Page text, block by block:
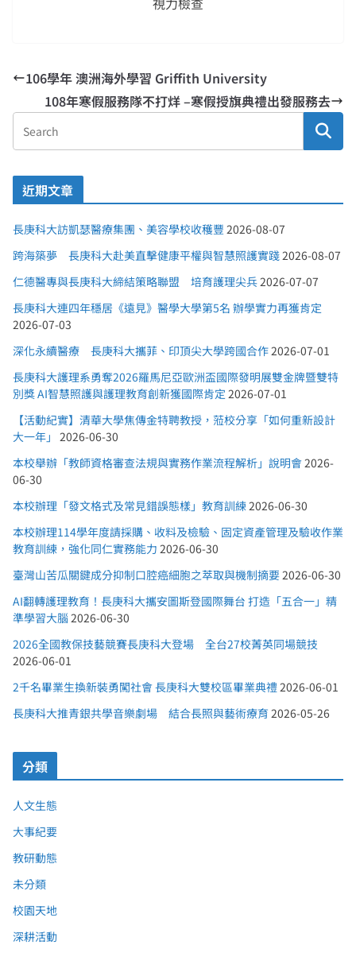
106學年 澳洲海外學習 Griffith University
108年寒假服務隊不打烊 –寒假授旗典禮出發服務去
近期文章
長庚科大訪凱瑟醫療集團、美容學校收穫豐 2026-08-07
跨海築夢 長庚科大赴美直擊健康平權與智慧照護實踐 2026-08-07
仁德醫專與長庚科大締結策略聯盟 培育護理尖兵 2026-07-07
長庚科大連四年穩居《遠見》醫學大學第5名 辦學實力再獲肯定
2026-07-03
深化永續醫療 長庚科大攜菲、印頂尖大學跨國合作 2026-07-01
長庚科大護理系勇奪2026羅馬尼亞歐洲盃國際發明展雙金牌暨雙特
別獎 AI智慧照護與護理教育創新獲國際肯定 2026-07-01
【活動紀實】清華大學焦傳金特聘教授，蒞校分享「如何重新設計
大一年」
2026-06-30
本校舉辦「教師資格審查法規與實務作業流程解析」說明會 2026-
06-30
本校辦理「發文格式及常見錯誤態樣」教育訓練 2026-06-30
本校辦理114學年度請採購、收料及檢驗、固定資產管理及驗收作業
教育訓練，強化同仁實務能力 2026-06-30
臺灣山苦瓜關鍵成分抑制口腔癌細胞之萃取與機制摘要 2026-06-30
AI翻轉護理教育！長庚科大攜安圖斯登國際舞台 打造「五合一」精
準學習大腦 2026-06-30
2026全國教保技藝競賽長庚科大登場 全台27校菁英同場競技
2026-06-01
2千名畢業生換新裝勇闖社會 長庚科大雙校區畢業典禮 2026-06-01
長庚科大推青銀共學音樂劇場 結合長照與藝術療育 2026-05-26
分類
人文生態
大事紀要
教研動態
未分類
校園天地
深耕活動